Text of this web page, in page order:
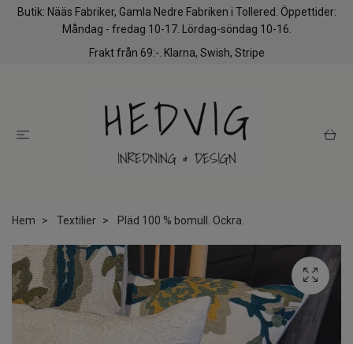
Butik: Nääs Fabriker, Gamla Nedre Fabriken i Tollered. Öppettider:
Måndag - fredag 10-17. Lördag-söndag 10-16.
Frakt från 69:-. Klarna, Swish, Stripe
Hem Textilier Pläd 100 % bomull. Ockra.